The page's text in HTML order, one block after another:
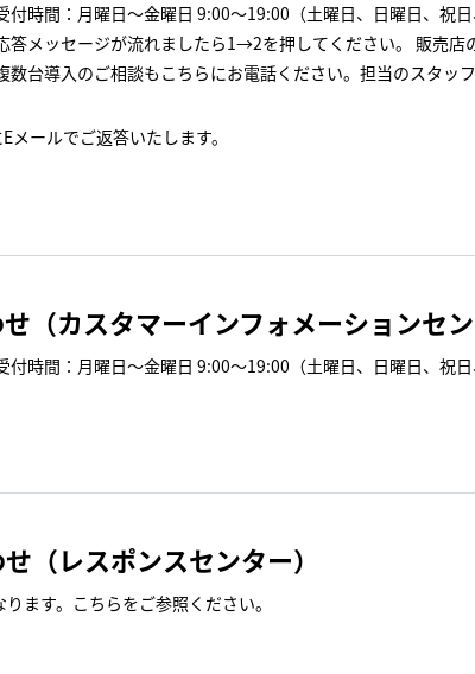
付時間：月曜日～金曜日 9:00～19:00（土曜日、日曜日、祝
答メッセージが流れましたら1→2を押してください。 販売
数台導入のご相談もこちらにお電話ください。担当のスタッフ
ールでご返答いたします。
（カスタマーインフォメーションセン
付時間：月曜日～金曜日 9:00～19:00（土曜日、日曜日、祝
（レスポンスセンター）
ます。こちらをご参照ください。